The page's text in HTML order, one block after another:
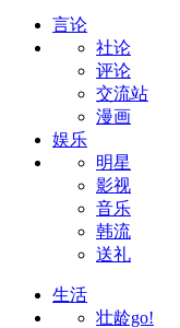
言论
社论
评论
交流站
漫画
娱乐
明星
影视
音乐
韩流
送礼
生活
壮龄go!